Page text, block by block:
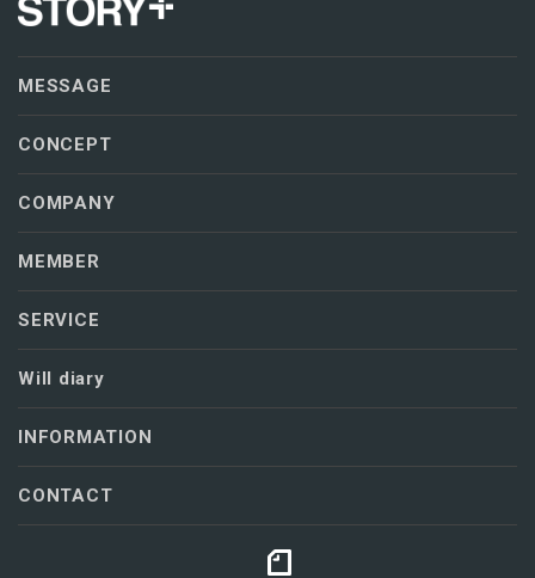
MESSAGE
CONCEPT
COMPANY
MEMBER
SERVICE
Will diary
INFORMATION
CONTACT